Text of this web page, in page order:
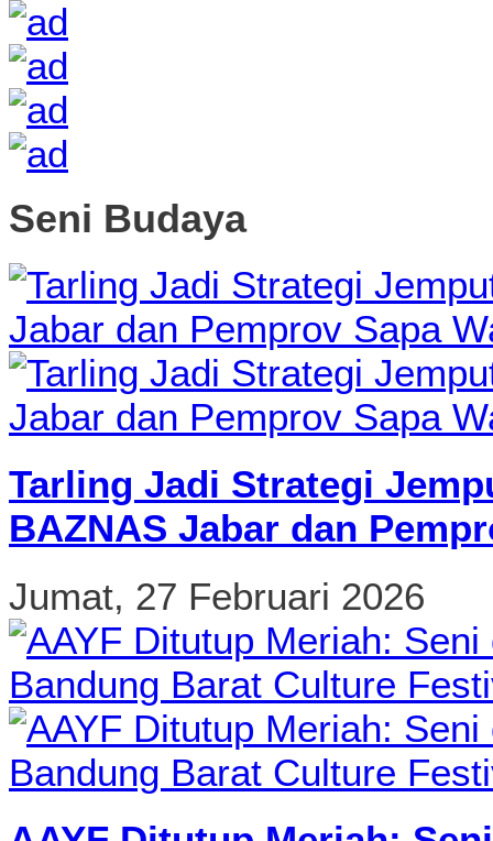
Seni Budaya
Tarling Jadi Strategi
BAZNAS Jabar dan
Jumat, 27 Februari 2026